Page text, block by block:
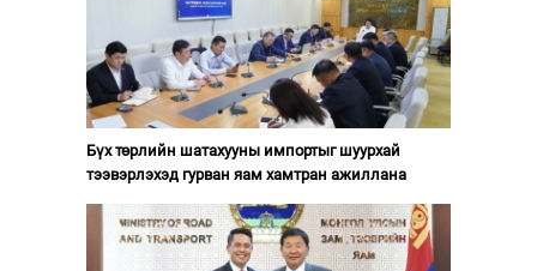
Бүх төрлийн шатахууны импортыг шуурхай
тээвэрлэхэд гурван яам хамтран ажиллана